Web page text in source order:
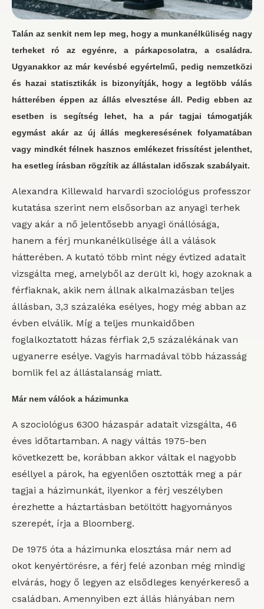
Talán az senkit nem lep meg, hogy a munkanélküliség nagy
terheket ró az egyénre, a párkapcsolatra, a családra.
Ugyanakkor az már kevésbé egyértelmű, pedig nemzetközi
és hazai statisztikák is bizonyítják, hogy a legtöbb válás
hátterében éppen az állás elvesztése áll. Pedig ebben az
esetben is segítség lehet, ha a pár tagjai támogatják
egymást akár az új állás megkeresésének folyamatában
vagy mindkét félnek hasznos emlékezet frissítést jelenthet,
ha esetleg írásban rögzítik az állástalan időszak szabályait.
Alexandra Killewald harvardi szociológus professzor
kutatása szerint nem elsősorban az anyagi terhek
vagy akár a nő jelentősebb anyagi önállósága,
hanem a férj munkanélkülisége áll a válások
hátterében. A kutató több mint négy évtized adatait
vizsgálta meg, amelyből az derült ki, hogy azoknak a
férfiaknak, akik nem állnak alkalmazásban teljes
állásban, 3,3 százaléka esélyes, hogy még abban az
évben elválik. Míg a teljes munkaidőben
foglalkoztatott házas férfiak 2,5 százalékának van
ugyanerre esélye. Vagyis harmadával több házasság
bomlik fel az állástalanság miatt.
Már nem válóok a házimunka
A szociológus 6300 házaspár adatait vizsgálta, 46
éves időtartamban. A nagy váltás 1975-ben
következett be, korábban akkor váltak el nagyobb
eséllyel a párok, ha egyenlően osztották meg a pár
tagjai a házimunkát, ilyenkor a férj veszélyben
érezhette a háztartásban betöltött hagyományos
szerepét, írja a Bloomberg.
De 1975 óta a házimunka elosztása már nem ad
okot kenyértörésre, a férj felé azonban még mindig
elvárás, hogy ő legyen az elsődleges kenyérkereső a
családban. Amennyiben ezt állás hiányában nem